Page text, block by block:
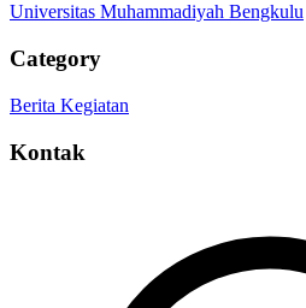
Universitas Muhammadiyah Bengkulu
Category
Berita Kegiatan
Kontak